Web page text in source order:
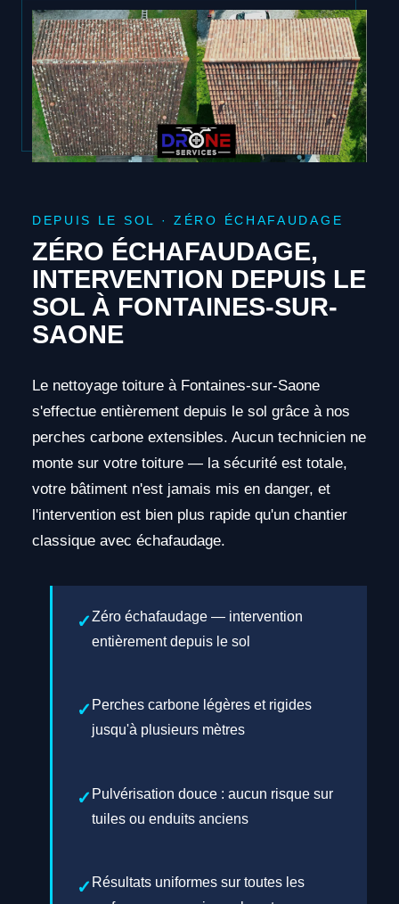
DEPUIS LE SOL · ZÉRO ÉCHAFAUDAGE
ZÉRO ÉCHAFAUDAGE,
INTERVENTION DEPUIS LE
SOL À FONTAINES-SUR-
SAONE
Le nettoyage toiture à Fontaines-sur-Saone
s'effectue entièrement depuis le sol grâce à nos
perches carbone extensibles. Aucun technicien ne
monte sur votre toiture — la sécurité est totale,
votre bâtiment n'est jamais mis en danger, et
l'intervention est bien plus rapide qu'un chantier
classique avec échafaudage.
Zéro échafaudage — intervention
entièrement depuis le sol
Perches carbone légères et rigides
jusqu'à plusieurs mètres
Pulvérisation douce : aucun risque sur
tuiles ou enduits anciens
Résultats uniformes sur toutes les